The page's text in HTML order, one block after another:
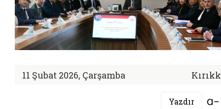
11 Şubat 2026, Çarşamba
Yazdır